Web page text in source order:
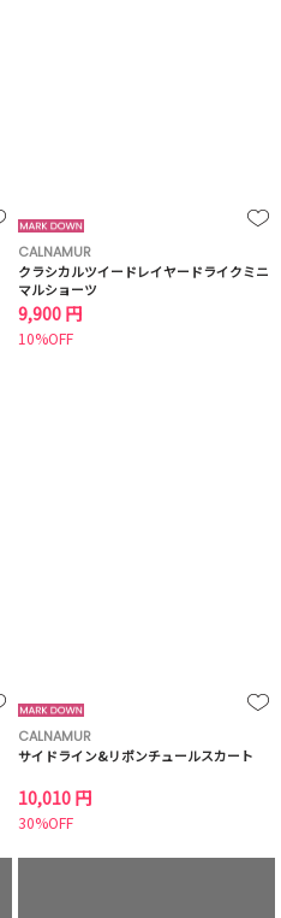
CALNAMUR
クラシカルツイードレイヤードライクミニ
マルショーツ
9,900 円
10%OFF
CALNAMUR
サイドライン&リボンチュールスカート
10,010 円
30%OFF